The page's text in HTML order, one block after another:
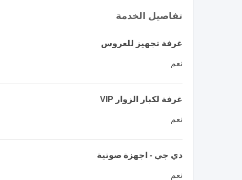
تفاصيل الخدمة
غرفة تجهيز للعروس
نعم
غرفة لكبار الزوار VIP
نعم
دي جي - اجهزة صوتية
نعم